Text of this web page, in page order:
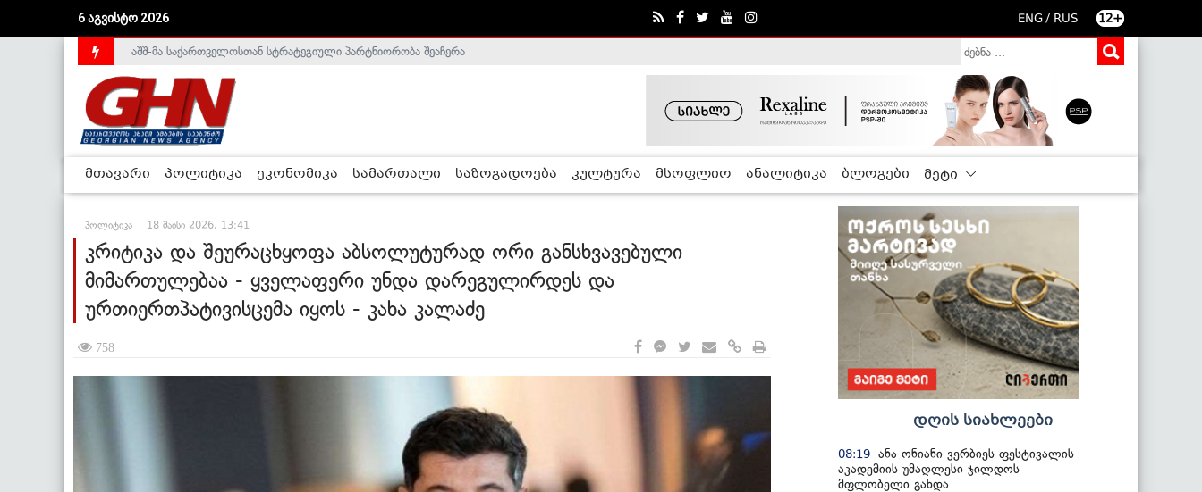
6 აგვისტო 2026 ENG / RUS 12+
საქართველოს დე-ფაქტო მთავრობა არალეგიტიმურია - ჰელსინკის კომისია
აშშ-მა საქართველოსთან სტრატეგიული პარტნიორობა შეაჩერა
მთავარი პოლიტიკა ეკონომიკა სამართალი საზოგადოება კულტურა მსოფლიო ანალიტიკა ბლოგები მეტი
პოლიტიკა 18 მაისი 2026, 13:41
კრიტიკა და შეურაცხყოფა აბსოლუტურად ორი განსხვავებული
მიმართულებაა - ყველაფერი უნდა დარეგულირდეს და
ურთიერთპატივისცემა იყოს - კახა კალაძე
758
დღის სიახლეები
08:19 ანა ონიანი ვერბიეს ფესტივალის
აკადემიის უმაღლესი ჯილდოს
მფლობელი გახდა